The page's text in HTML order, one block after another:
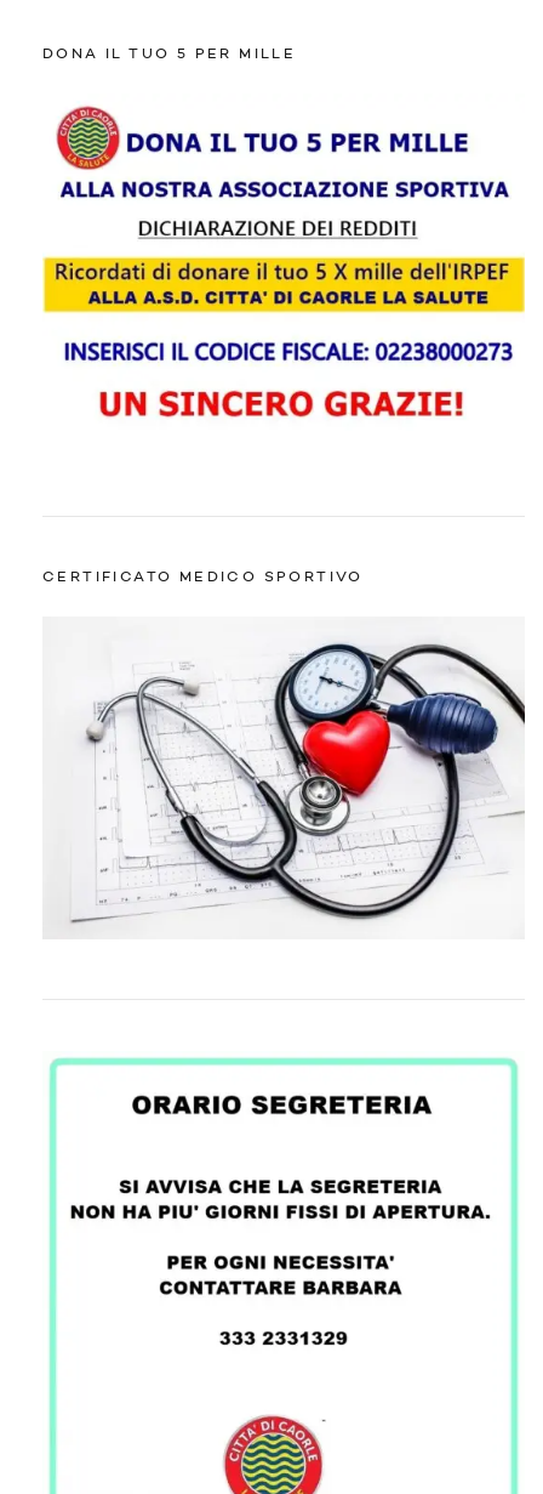
DONA IL TUO 5 PER MILLE
CERTIFICATO MEDICO SPORTIVO